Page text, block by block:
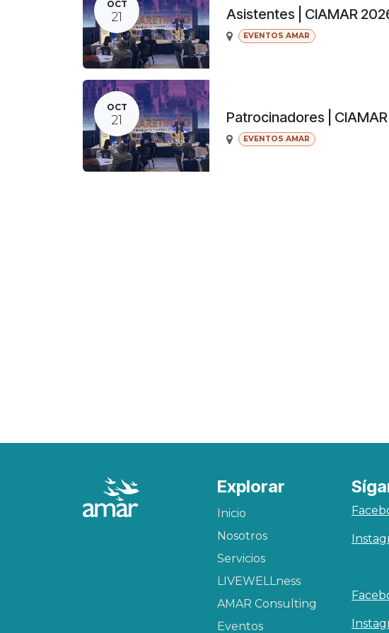
OCT
21 Asistentes | CIAMAR
EVENTOS AMAR
OCT
21 Patrocinadores |
EVENTOS AMAR
Explorar
Inicio
Nosotros
Servicios
LIVEWELLness
AMAR Consulting
Eventos